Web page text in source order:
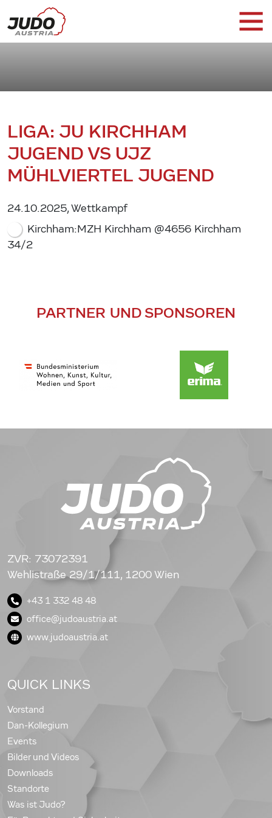
LIGA: JU KIRCHHAM
JUGEND VS UJZ
MÜHLVIERTEL JUGEND
24.10.2025, Wettkampf
Kirchham:MZH Kirchham @4656 Kirchham
34/2
PARTNER UND SPONSOREN
ZVR: 73072391
Wehlistraße 29/1/111, 1200 Wien
+43 1 332 48 48
office@judoaustria.at
www.judoaustria.at
QUICK LINKS
Vorstand
Dan-Kollegium
Events
Bilder und Videos
Downloads
Standorte
Was ist Judo?